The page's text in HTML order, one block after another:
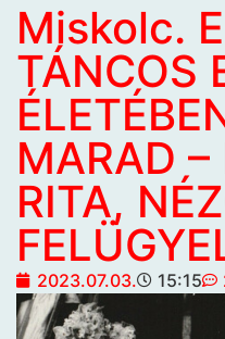
Miskolc.
TÁNCOS
MARAD –
RITA,
2023.07.03. 15:15